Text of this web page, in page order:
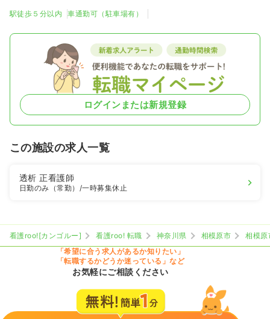
駅徒歩５分以内 車通勤可（駐車場有）
ログインまたは新規登録
この施設の求人一覧
透析正看護師
日勤のみ（常勤） /一時募集休止
看護roo![カンゴルー] 看護roo! 転職 神奈川県 相模原市
相模原
「希望に合う求人があるか知りたい」
「転職するかどうか迷っている」など
お気軽にご相談ください